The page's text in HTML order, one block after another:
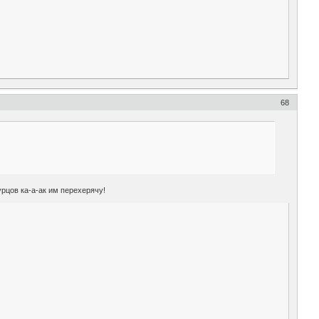
68
ка-а-ак им перехерячу!